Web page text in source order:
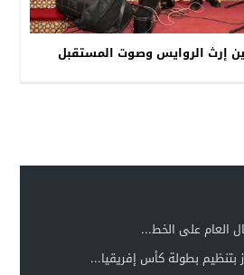
إرث الروايس وصوت المستقبل
العام على الخط...
بتنظيم بطولة كأس إفريقيا...